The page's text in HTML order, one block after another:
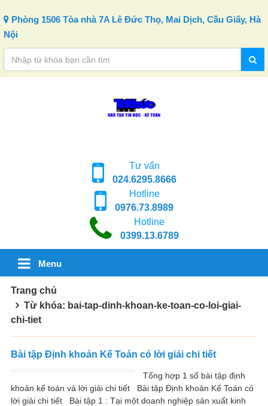
Phòng 1506 Tòa nhà 7A Lê Đức Thọ, Mai Dịch, Cầu Giấy, Hà
Nội
Tư vấn
024.6295.8666
Hotline
0976.73.8989
Hotline
0399.13.6789
Menu
Trang chủ
Từ khóa: bai-tap-dinh-khoan-ke-toan-co-loi-giai-
chi-tiet
Bài tập Định khoản Kế Toán có lời giải chi tiết
Tổng hợp 1 số bài tập định
khoản kế toán và lời giải chi tiết Bài tập Định khoản Kế Toán có
lời giải chi tiết Bài tập 1 : Tại một doanh nghiệp sản xuất kinh